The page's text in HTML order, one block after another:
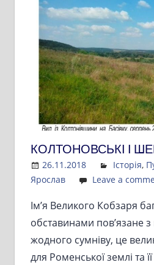
КОЛТОНОВСЬКІ І
26.11.2018 Admin
Історія,
Ярослав
Leave a
Ім’я Великого Кобзаря
обставинами пов’язане
жодного сумніву, це
для Роменської землі та